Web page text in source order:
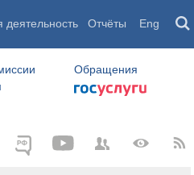
деятельность Отчёты Eng
Обращения